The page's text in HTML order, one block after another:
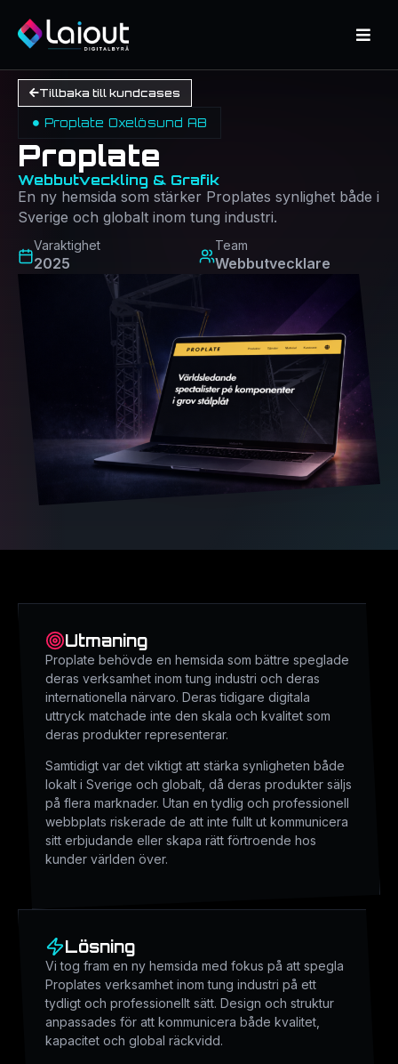
Tillbaka till kundcases
Proplate Oxelösund AB
Proplate
Webbutveckling & Grafik
En ny hemsida som stärker Proplates synlighet både i
Sverige och globalt inom tung industri.
Varaktighet
2025
Team
Webbutvecklare
Utmaning
Proplate behövde en hemsida som bättre speglade
deras verksamhet inom tung industri och deras
internationella närvaro. Deras tidigare digitala
uttryck matchade inte den skala och kvalitet som
deras produkter representerar.
Samtidigt var det viktigt att stärka synligheten både
lokalt i Sverige och globalt, då deras produkter säljs
på flera marknader. Utan en tydlig och professionell
webbplats riskerade de att inte fullt ut kommunicera
sitt erbjudande eller skapa rätt förtroende hos
kunder världen över.
Lösning
Vi tog fram en ny hemsida med fokus på att spegla
Proplates verksamhet inom tung industri på ett
tydligt och professionellt sätt. Design och struktur
anpassades för att kommunicera både kvalitet,
kapacitet och global räckvidd.